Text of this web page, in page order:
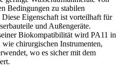
Bedingungen zu stabilen
Diese Eigenschaft ist vorteilhaft für
und Außengeräte.
Biokompatibilität wird PA11 in
chirurgischen Instrumenten,
wo es sicher mit dem